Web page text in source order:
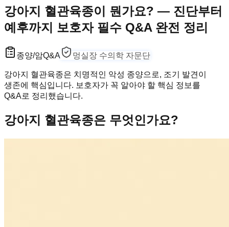
강아지 혈관육종이 뭔가요? — 진단부터
예후까지 보호자 필수 Q&A 완전 정리
종양/암Q&A 멍실장 수의학 자문단
강아지 혈관육종은 치명적인 악성 종양으로, 조기 발견이
생존에 핵심입니다. 보호자가 꼭 알아야 할 핵심 정보를
Q&A로 정리했습니다.
강아지 혈관육종은 무엇인가요?